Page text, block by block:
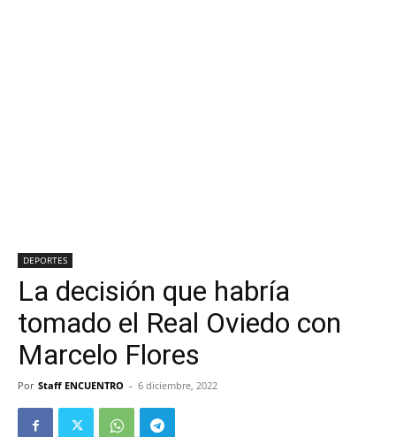
DEPORTES
La decisión que habría
tomado el Real Oviedo con
Marcelo Flores
Por Staff ENCUENTRO - 6 diciembre, 2022